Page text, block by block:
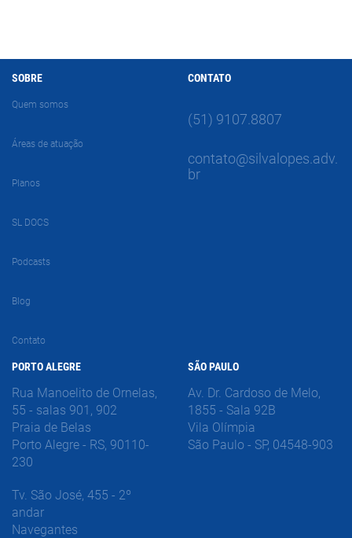
SOBRE
Quem somos
Áreas de atuação
Planos
SL DOCS
Podcasts
Blog
Contato
CONTATO
(51) 9107.8807
contato@silvalopes.adv.
br
PORTO ALEGRE
Rua Manoelito de Ornelas,
55 - salas 901, 902
Praia de Belas
Porto Alegre - RS, 90110-
230
Tv. São José, 455 - 2º
andar
Navegantes
SÃO PAULO
Av. Dr. Cardoso de Melo,
1855 - Sala 92B
Vila Olímpia
São Paulo - SP, 04548-903